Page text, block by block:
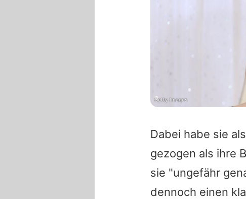
Dabei habe sie
gezogen als ihre
sie "ungefähr
dennoch einen
Getty Images